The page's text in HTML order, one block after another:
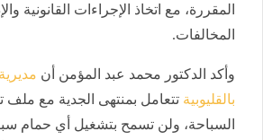
المقررة، مع اتخاذ الإجراءات القانونية
المخالفات.
وأكد الدكتور محمد عبد المؤمن أن
بالقليوبية تتعامل بمنتهى الجدية مع ملف
السباحة، ولن تسمح بتشغيل أي حمام